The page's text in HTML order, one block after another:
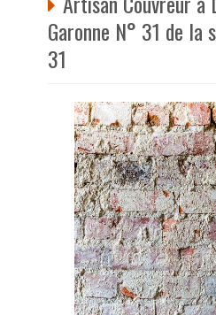
Garonne N° 31 de la
31